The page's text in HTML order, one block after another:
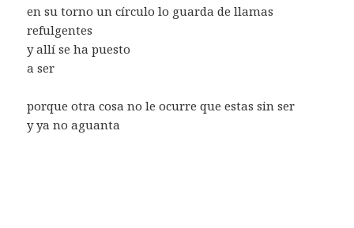
en su torno un círculo lo guarda de llamas
refulgentes
y allí se ha puesto
a ser
porque otra cosa no le ocurre que estas sin ser
y ya no aguanta